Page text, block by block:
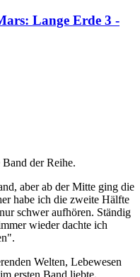
Lange Erde 3 -
der Reihe.
aber ab der Mitte ging die
habe ich die zweite Hälfte
schwer aufhören. Ständig
wieder dachte ich
Welten, Lebewesen